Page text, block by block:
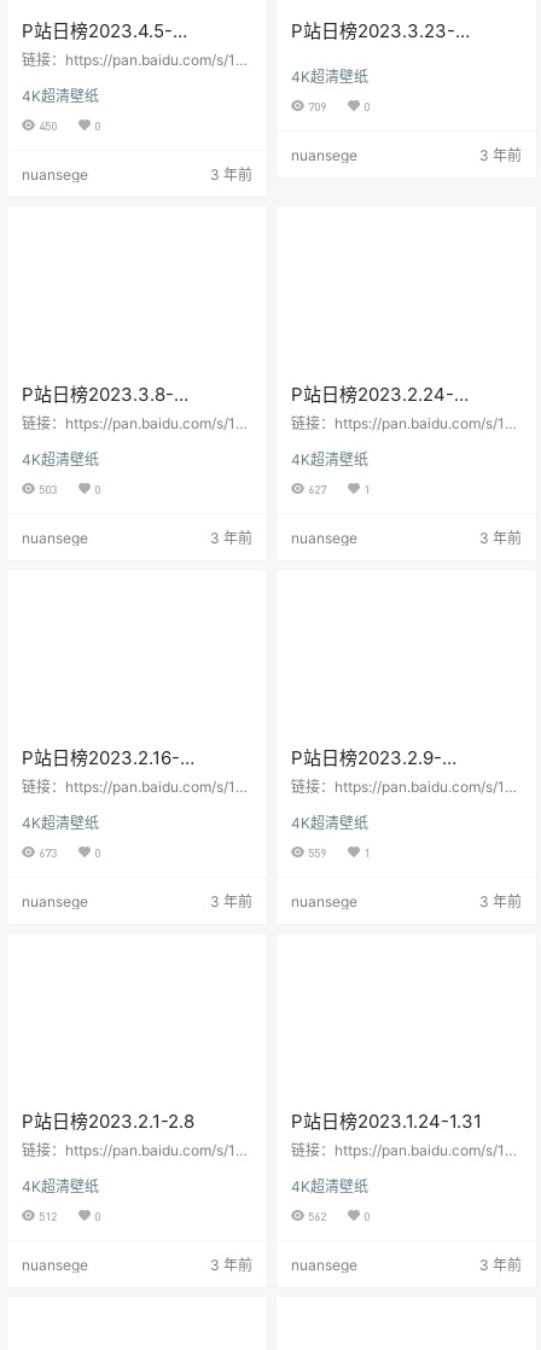
P站日榜2023.4.5-
2023.4.12
链接：https://pan.baidu.com/s/1w
码：mapt--来自百度网盘超级会员
V7的分享
4K超清壁纸
450 0
nuansege 3 年前
P站日榜2023.3.23-
4K超清壁纸
709 0
nuansege 3 年前
P站日榜2023.3.8-
2023.3.22
链接：https://pan.baidu.com/s/1q
码：70xb--来自百度网盘超级会员
V7的分享
4K超清壁纸
503 0
nuansege 3 年前
P站日榜2023.2.24-
2023.3.7
链接：https://pan.baidu.com/s/1h-
dbce--来自百度网盘超级会员V7的
分享
4K超清壁纸
627 1
nuansege 3 年前
P站日榜2023.2.16-
2023.2.24
链接：https://pan.baidu.com/s/1M
码：ckkz--来自百度网盘超级会员
V7的分享
4K超清壁纸
673 0
nuansege 3 年前
P站日榜2023.2.9-
2023.2.15
链接：https://pan.baidu.com/s/13
码：rzq7--来自百度网盘超级会员V
7的分享
4K超清壁纸
559 1
nuansege 3 年前
P站日榜2023.2.1-2.8
链接：https://pan.baidu.com/s/1w
码：5g5v复制这段内容后打开百度
网盘手机App，操作更方便哦
4K超清壁纸
512 0
nuansege 3 年前
P站日榜2023.1.24-1.31
链接：https://pan.baidu.com/s/1N
3ix提取码：x3ix复制这段内容后打
开百度网盘手机App，操作更方便哦
4K超清壁纸
562 0
nuansege 3 年前